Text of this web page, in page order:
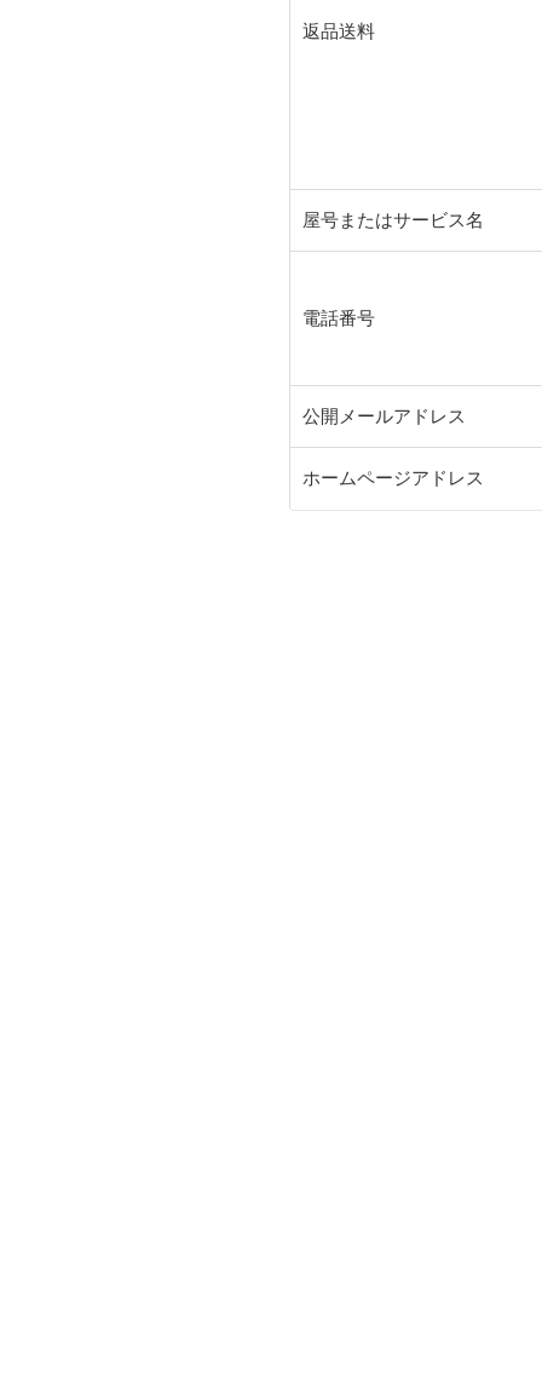
返品送料
屋号またはサービス名
電話番号
公開メールアドレス
ホームページアドレス